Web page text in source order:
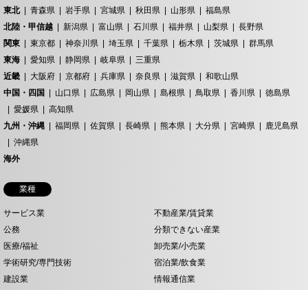
東北
青森県 岩手県 宮城県 秋田県 山形県
福島県
北陸・甲信越
新潟県 富山県 石川県 福井県 山梨県
長野県
関東
東京都 神奈川県 埼玉県 千葉県 栃木県 茨城県
群馬県
東海
愛知県 静岡県 岐阜県
三重県
近畿
大阪府 京都府 兵庫県 奈良県 滋賀県
和歌山県
中国・四国
山口県 広島県 岡山県 島根県 鳥取県 香川県
徳島県
愛媛県
高知県
九州・沖縄
福岡県 佐賀県 長崎県 熊本県 大分県 宮崎県
鹿児島県
沖縄県
海外
業種
サービス業
不動産業/賃貸業
公務
分類できない産業
医療/福祉
卸売業/小売業
学術研究/専門技術
宿泊業/飲食業
建設業
情報通信業